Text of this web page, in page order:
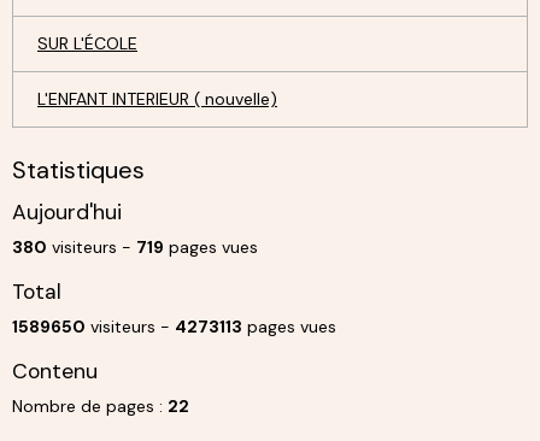
SUR L'ÉCOLE
L'ENFANT INTERIEUR ( nouvelle)
Statistiques
Aujourd'hui
380 visiteurs - 719 pages vues
Total
1589650 visiteurs - 4273113 pages vues
Contenu
Nombre de pages : 22